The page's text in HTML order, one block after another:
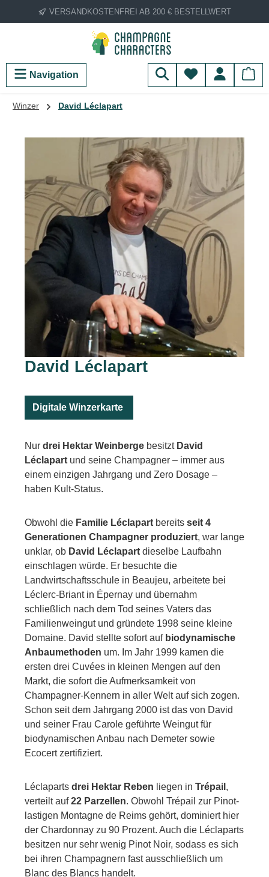
Zum Hauptinhalt springen
VERSANDKOSTENFREI AB 200 € BESTELLWERT
Navigation Du hast 0
Winzer David Léclapart
David Léclapart
Digitale Winzerkarte
Nur drei Hektar Weinberge besitzt David
Léclapart und seine Champagner – immer aus
einem einzigen Jahrgang und Zero Dosage –
haben Kult-Status.
Obwohl die Familie Léclapart bereits seit 4
Generationen Champagner produziert, war lange
unklar, ob David Léclapart dieselbe Laufbahn
einschlagen würde. Er besuchte die
Landwirtschaftsschule in Beaujeu, arbeitete bei
Léclerc-Briant in Épernay und übernahm
schließlich nach dem Tod seines Vaters das
Familienweingut und gründete 1998 seine kleine
Domaine. David stellte sofort auf biodynamische
Anbaumethoden um. Im Jahr 1999 kamen die
ersten drei Cuvées in kleinen Mengen auf den
Markt, die sofort die Aufmerksamkeit von
Champagner-Kennern in aller Welt auf sich zogen.
Schon seit dem Jahrgang 2000 ist das von David
und seiner Frau Carole geführte Weingut für
biodynamischen Anbau nach Demeter sowie
Ecocert zertifiziert.
Léclaparts drei Hektar Reben liegen in Trépail ,
verteilt auf22 Parzellen. Obwohl Trépail zur Pinot-
lastigen Montagne de Reims gehört, dominiert hier
der Chardonnay zu 90 Prozent. Auch die Léclaparts
besitzen nur sehr wenig Pinot Noir, sodass es sich
bei ihren Champagnern fast ausschließlich um
Blanc des Blancs handelt.